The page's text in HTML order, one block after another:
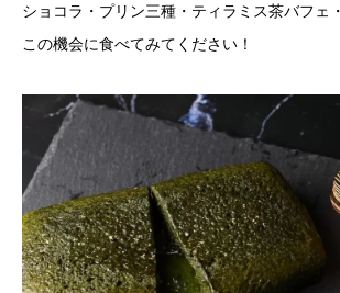
ショコラ・プリン三種・ティラミス茶バフェ
この機会に食べてみてください！